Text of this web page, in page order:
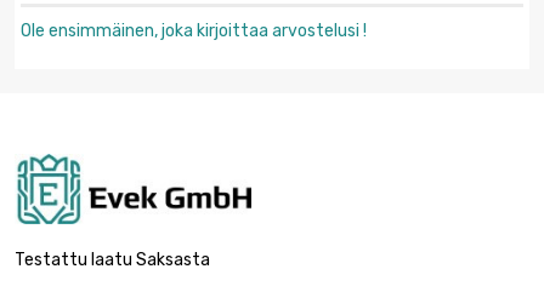
Ole ensimmäinen, joka kirjoittaa arvostelusi !
Testattu laatu Saksasta